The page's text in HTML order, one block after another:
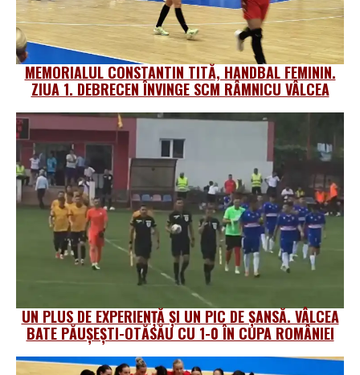
MEMORIALUL CONSTANTIN TITĂ, HANDBAL FEMININ.
ZIUA 1. DEBRECEN ÎNVINGE SCM RÂMNICU VÂLCEA
UN PLUS DE EXPERIENȚĂ ȘI UN PIC DE ȘANSĂ. VÂLCEA
BATE PĂUȘEȘTI-OTĂSĂU CU 1-0 ÎN CUPA ROMÂNIEI